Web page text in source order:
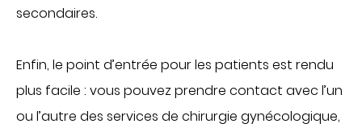
Communiqués de presse
Nos professionnels dans les médias
NOUS SOUTENIR
Découvrir Hospidon
secondaires.
Enfin, le point d’entrée pour les patients est rendu
plus facile : vous pouvez prendre contact avec l’un
ou l’autre des services de chirurgie gynécologique,